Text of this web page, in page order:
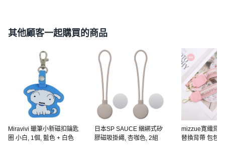
其他顧客一起購買的商品
Miravivi 蠟筆小新磁扣鑰匙
圈 小白, 1個, 藍色 + 白色
日本SP SAUCE 綑綁式矽
膠磁吸掛繩, 杏咖色, 2組
mizzue寛織背
替換背帶 包包